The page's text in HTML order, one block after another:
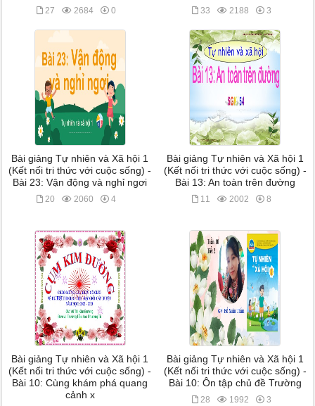
27 2684 0 33 2188 3
Bài giảng Tự nhiên và Xã hội 1
(Kết nối tri thức với cuộc sống) -
Bài 23: Vận động và nghỉ ngơi
20 2060 4
Bài giảng Tự nhiên và Xã hội 1
(Kết nối tri thức với cuộc sống) -
Bài 13: An toàn trên đường
11 2002 8
Bài giảng Tự nhiên và Xã hội 1
(Kết nối tri thức với cuộc sống) -
Bài 10: Cùng khám phá quang
cảnh x
Bài giảng Tự nhiên và Xã hội 1
(Kết nối tri thức với cuộc sống) -
Bài 10: Ôn tập chủ đề Trường
28 1992 3